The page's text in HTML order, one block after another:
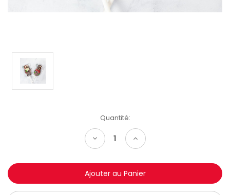
Quantité:
Diminuer
la
quantité:
Augmenter
la
quantité: